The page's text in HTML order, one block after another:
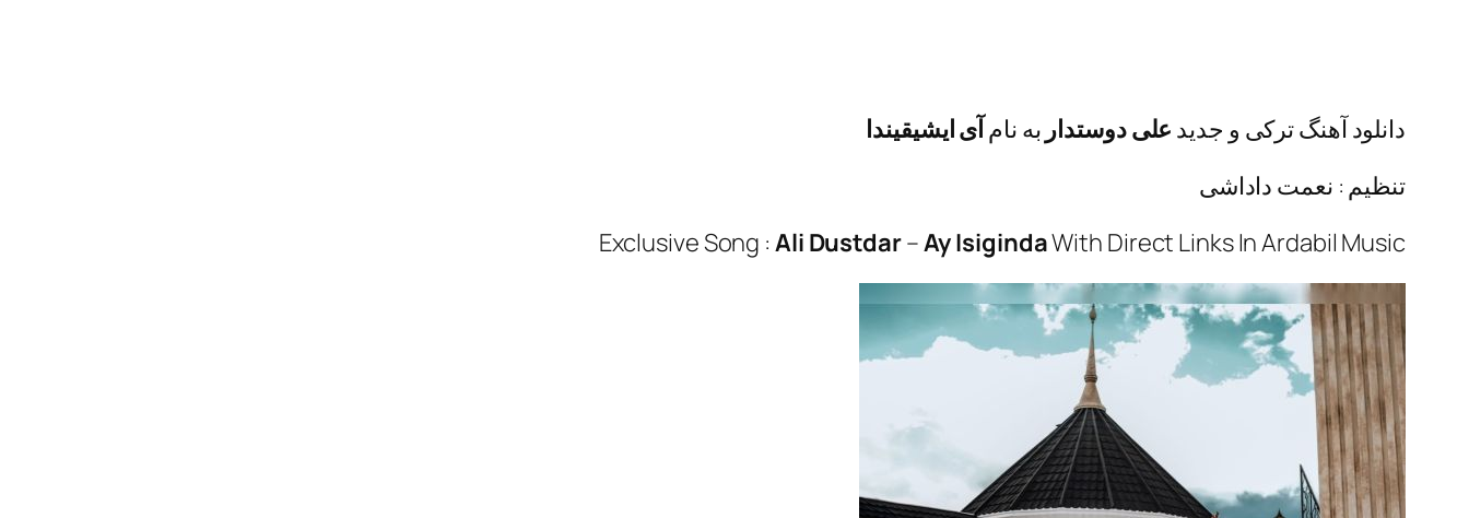
دانلود آهنگ ترکی و جدید علی دوستدار به نامآی ایشیقیندا
تنظیم : نعمت داداشی
Exclusive Song : Ali Dustdar–Ay IsigindaWith Direct Links In Ardabil Music